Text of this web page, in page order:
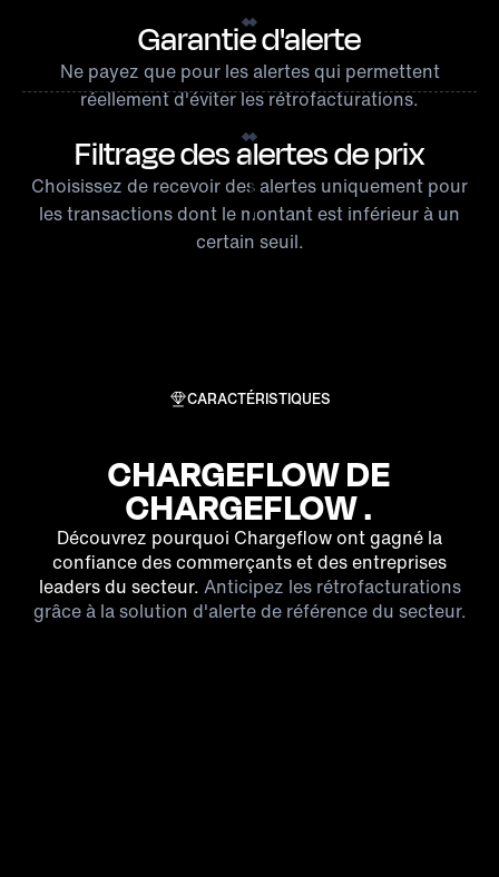
Garantie d'alerte
Ne payez que pour les alertes qui permettent
réellement d'éviter les rétrofacturations.
Filtrage des alertes de prix
Choisissez de recevoir des alertes uniquement pour
les transactions dont le montant est inférieur à un
certain seuil.
CARACTÉRISTIQUES
CHARGEFLOW DE
CHARGEFLOW .
Découvrez pourquoi Chargeflow ont gagné la
confiance des commerçants et des entreprises
leaders du secteur. Anticipez les rétrofacturations
grâce à la solution d'alerte de référence du secteur.